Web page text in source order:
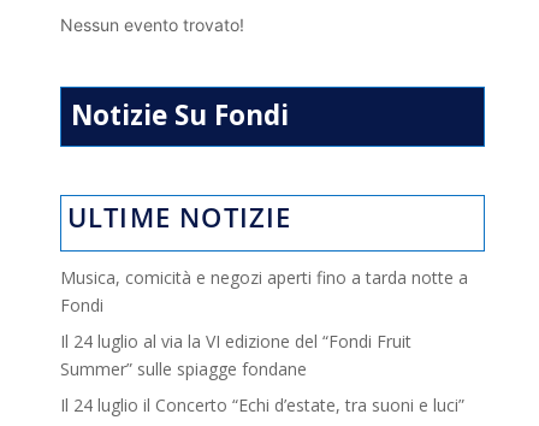
Nessun evento trovato!
Notizie Su Fondi
ULTIME NOTIZIE
Musica, comicità e negozi aperti fino a tarda notte a
Fondi
Il 24 luglio al via la VI edizione del “Fondi Fruit
Summer” sulle spiagge fondane
Il 24 luglio il Concerto “Echi d’estate, tra suoni e luci”